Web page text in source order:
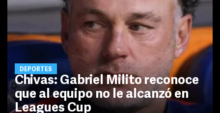
DEPORTES
Chivas: Gabriel Milito reconoce
que al equipo no le alcanzó en
Leagues Cup